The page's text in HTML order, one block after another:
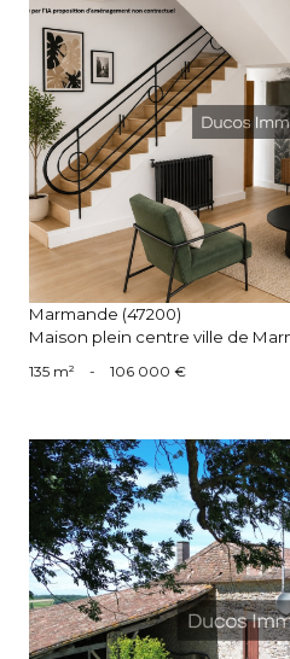
voir le
Marmande (47200)
Maison plein centre ville de
135 m² - 106 000 €
voir le